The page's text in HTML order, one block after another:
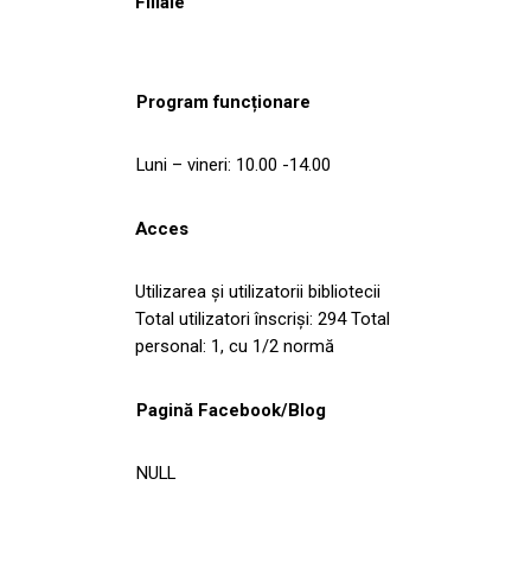
Program funcționare
Luni – vineri: 10.00 -14.00
Acces
Utilizarea și utilizatorii bibliotecii
Total utilizatori înscriși: 294 Total
personal: 1, cu 1/2 normă
Pagină Facebook/Blog
NULL